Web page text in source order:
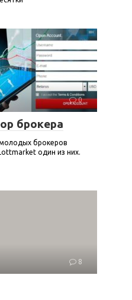
0
брокера
брокеров
один из них.
8